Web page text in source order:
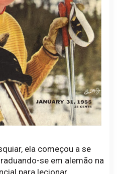
ela começou a se
se em alemão na
para lecionar